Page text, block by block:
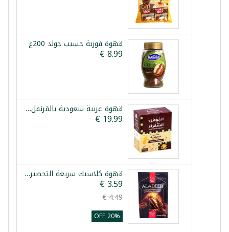
قهوة فورية حسيب جولد 200غ
قهوة عربية سعودية بالقرنفل الجوهرة 10 ظروف
قهوة كلاسيك سريعة التحضير الاديب 100غ
20% OFF